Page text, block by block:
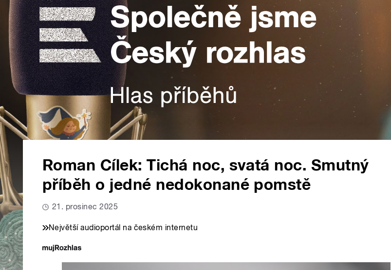
Roman Cílek: Tichá noc, svatá noc. Smutný
příběh o jedné nedokonané pomstě
21. prosinec 2025
Největší audioportál na českém internetu